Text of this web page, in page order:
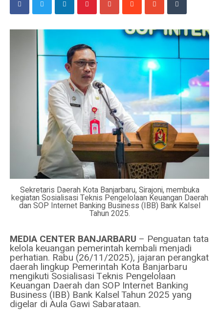
Sekretaris Daerah Kota Banjarbaru, Sirajoni, membuka
kegiatan Sosialisasi Teknis Pengelolaan Keuangan Daerah
dan SOP Internet Banking Business (IBB) Bank Kalsel
Tahun 2025.
MEDIA CENTER BANJARBARU – Penguatan tata
kelola keuangan pemerintah kembali menjadi
perhatian. Rabu (26/11/2025), jajaran perangkat
daerah lingkup Pemerintah Kota Banjarbaru
mengikuti Sosialisasi Teknis Pengelolaan
Keuangan Daerah dan SOP Internet Banking
Business (IBB) Bank Kalsel Tahun 2025 yang
digelar di Aula Gawi Sabarataan.